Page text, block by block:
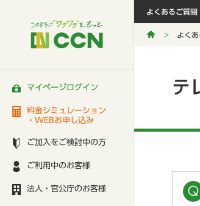
マイページログイン
料金シミュレーション
・WEBお申し込み
ご加入をご検討中の方
ご利用中のお客様
法人・官公庁のお客様
よくあるご質問
よく
テ